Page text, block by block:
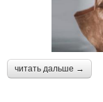
читать дальше →